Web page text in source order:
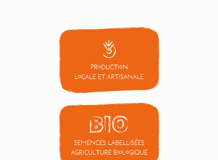
Production
locale et artisanale
Semences labellisées
Agriculture Biologique